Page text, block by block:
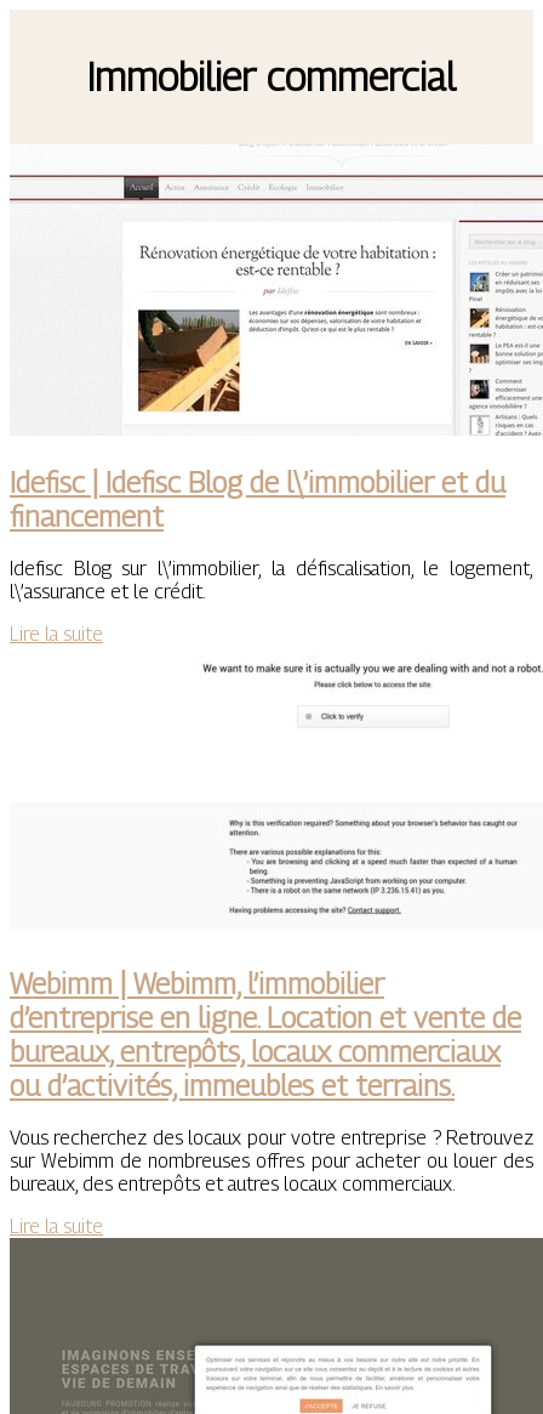
Immobilier commercial
Idefisc | Idefisc Blog de l\’immobilier et du
financement
Idefisc Blog sur l\’immobilier, la défiscalisation, le logement,
l\’assurance et le crédit.
Lire la suite
Webimm | Webimm, l’immobilier
d’entreprise en ligne. Location et vente de
bureaux, entrepôts, locaux commerciaux
ou d’activités, immeubles et terrains.
Vous recherchez des locaux pour votre entreprise ? Retrouvez
sur Webimm de nombreuses offres pour acheter ou louer des
bureaux, des entrepôts et autres locaux commerciaux.
Lire la suite